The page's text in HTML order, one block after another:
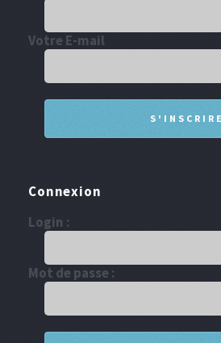
Votre E-mail
Connexion
Login :
Mot de passe :